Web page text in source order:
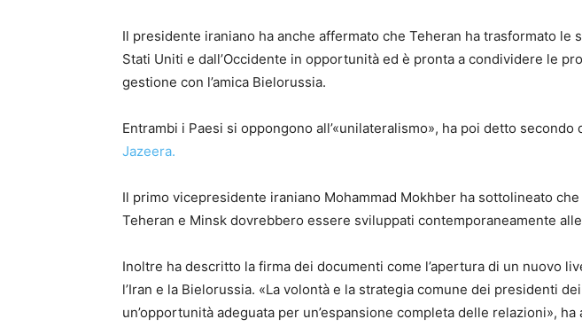
Il presidente iraniano ha anche affermato che Teheran ha trasformato le
Stati Uniti e dall’Occidente in opportunità ed è pronta a condividere le
gestione con l’amica Bielorussia.
Entrambi i Paesi si oppongono all’«unilateralismo», ha poi detto
Jazeera.
Il primo vicepresidente iraniano Mohammad Mokhber ha sottolineato
Teheran e Minsk dovrebbero essere sviluppati contemporaneamente
Inoltre ha descritto la firma dei documenti come l’apertura di un nuovo
l’Iran e la Bielorussia. «La volontà e la strategia comune dei presidenti
un’opportunità adeguata per un’espansione completa delle relazioni», ha